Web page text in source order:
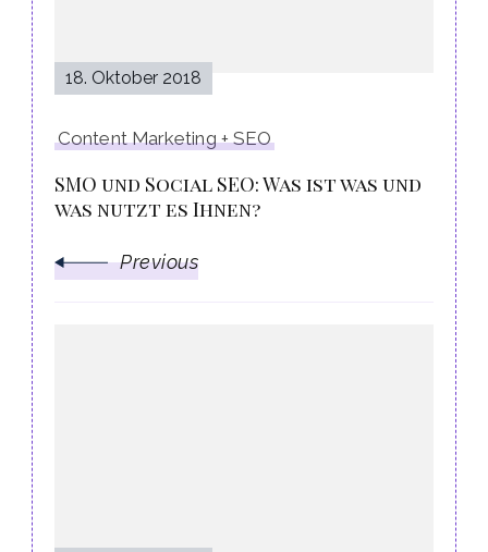
18. Oktober 2018
Content Marketing + SEO
SMO und Social SEO: Was ist was und
was nutzt es Ihnen?
Previous